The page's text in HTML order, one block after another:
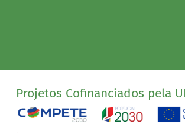
Projetos Cofinanciados pela